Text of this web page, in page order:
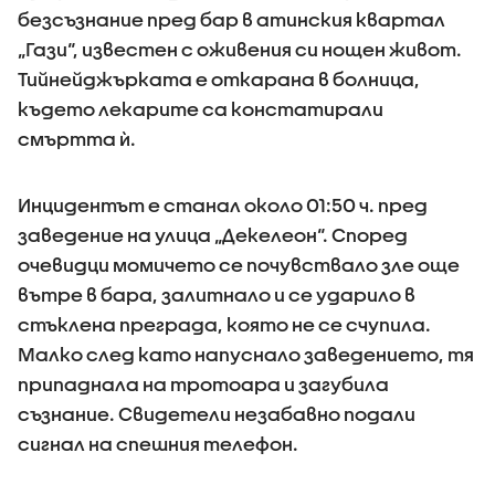
безсъзнание пред бар в атинския квартал
„Гази“, известен с оживения си нощен живот.
Тийнейджърката е откарана в болница,
където лекарите са констатирали
смъртта ѝ.
Инцидентът е станал около 01:50 ч. пред
заведение на улица „Декелеон“. Според
очевидци момичето се почувствало зле още
вътре в бара, залитнало и се ударило в
стъклена преграда, която не се счупила.
Малко след като напуснало заведението, тя
припаднала на тротоара и загубила
съзнание. Свидетели незабавно подали
сигнал на спешния телефон.